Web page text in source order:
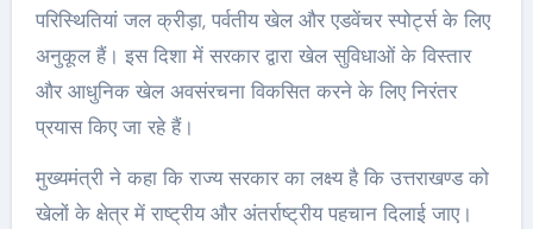
परिस्थितियां जल क्रीड़ा, पर्वतीय खेल और एडवेंचर स्पोर्ट्स के लिए
अनुकूल हैं। इस दिशा में सरकार द्वारा खेल सुविधाओं के विस्तार
और आधुनिक खेल अवसंरचना विकसित करने के लिए निरंतर
प्रयास किए जा रहे हैं।
मुख्यमंत्री ने कहा कि राज्य सरकार का लक्ष्य है कि उत्तराखण्ड को
खेलों के क्षेत्र में राष्ट्रीय और अंतर्राष्ट्रीय पहचान दिलाई जाए।